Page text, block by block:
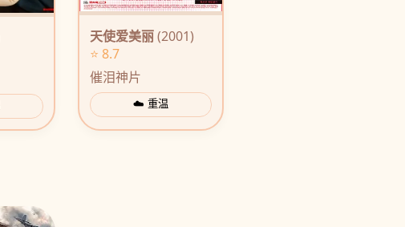
天使爱美丽(2001)
⭐ 8.7
催泪神片
☁️ 重温